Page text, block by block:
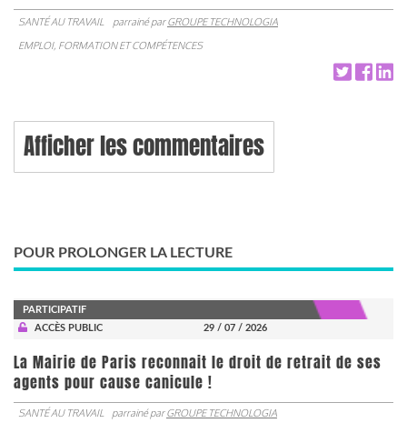
SANTÉ AU TRAVAIL parrainé parGROUPE TECHNOLOGIA
EMPLOI, FORMATION ET COMPÉTENCES
Afficher les commentaires
POUR PROLONGER LA LECTURE
PARTICIPATIF
ACCÈS PUBLIC
29 / 07 / 2026
La Mairie de Paris reconnait le droit de retrait de ses
agents pour cause canicule !
SANTÉ AU TRAVAIL parrainé parGROUPE TECHNOLOGIA